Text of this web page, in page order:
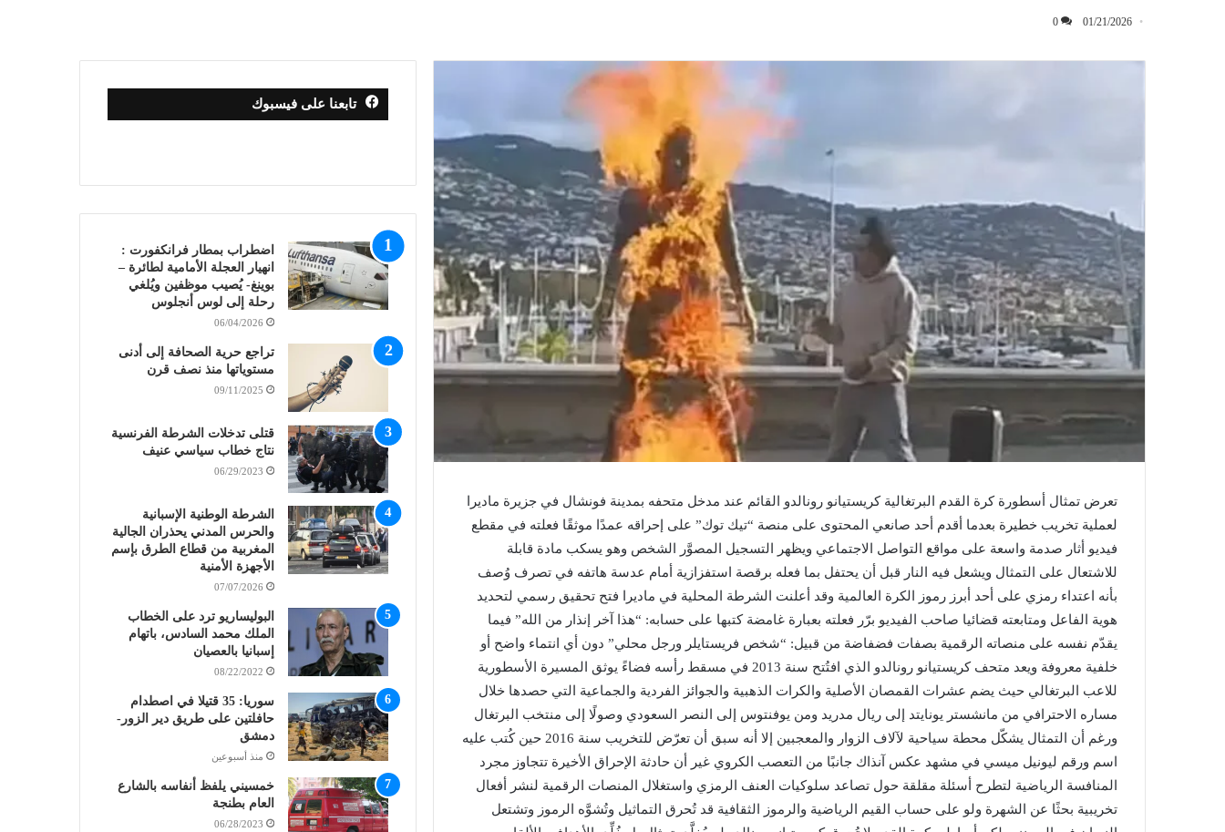
01/21/2026
0
تعرض تمثال أسطورة كرة القدم البرتغالية كريستيانو رونالدو القائم عند مدخل متحفه بمدينة فونشال في جزيرة ماديرا
لعملية تخريب خطيرة بعدما أقدم أحد صانعي المحتوى على منصة “تيك توك” على إحراقه عمدًا موثقًا فعلته في مقطع
فيديو أثار صدمة واسعة على مواقع التواصل الاجتماعي ويظهر التسجيل المصوَّر الشخص وهو يسكب مادة قابلة
للاشتعال على التمثال ويشعل فيه النار قبل أن يحتفل بما فعله برقصة استفزازية أمام عدسة هاتفه في تصرف وُصف
بأنه اعتداء رمزي على أحد أبرز رموز الكرة العالمية وقد أعلنت الشرطة المحلية في ماديرا فتح تحقيق رسمي لتحديد
هوية الفاعل ومتابعته قضائيا صاحب الفيديو برّر فعلته بعبارة غامضة كتبها على حسابه: “هذا آخر إنذار من الله” فيما
يقدّم نفسه على منصاته الرقمية بصفات فضفاضة من قبيل: “شخص فريستايلر ورجل محلي” دون أي انتماء واضح أو
خلفية معروفة ويعد متحف كريستيانو رونالدو الذي افتُتح سنة 2013 في مسقط رأسه فضاءً يوثق المسيرة الأسطورية
للاعب البرتغالي حيث يضم عشرات القمصان الأصلية والكرات الذهبية والجوائز الفردية والجماعية التي حصدها خلال
مساره الاحترافي من مانشستر يونايتد إلى ريال مدريد ومن يوفنتوس إلى النصر السعودي وصولًا إلى منتخب البرتغال
ورغم أن التمثال يشكّل محطة سياحية لآلاف الزوار والمعجبين إلا أنه سبق أن تعرّض للتخريب سنة 2016 حين كُتب عليه
اسم ورقم ليونيل ميسي في مشهد عكس آنذاك جانبًا من التعصب الكروي غير أن حادثة الإحراق الأخيرة تتجاوز مجرد
المنافسة الرياضية لتطرح أسئلة مقلقة حول تصاعد سلوكيات العنف الرمزي واستغلال المنصات الرقمية لنشر أفعال
تخريبية بحثًا عن الشهرة ولو على حساب القيم الرياضية والرموز الثقافية قد تُحرق التماثيل وتُشوَّه الرموز وتشتعل
تابعنا على فيسبوك
اضطراب بمطار فرانكفورت :
انهيار العجلة الأمامية لطائرة –
بوينغ- يُصيب موظفين ويُلغي
رحلة إلى لوس أنجلوس
06/04/2026
تراجع حرية الصحافة إلى أدنى
مستوياتها منذ نصف قرن
09/11/2025
قتلى تدخلات الشرطة الفرنسية
نتاج خطاب سياسي عنيف
06/29/2023
الشرطة الوطنية الإسبانية
والحرس المدني يحذران الجالية
المغربية من قطاع الطرق بإسم
الأجهزة الأمنية
07/07/2026
البوليساريو ترد على الخطاب
الملك محمد السادس، باتهام
إسبانيا بالعصيان
08/22/2022
سوريا: 35 قتيلا في اصطدام
حافلتين على طريق دير الزور-
دمشق
منذ أسبوعين
خمسيني يلفظ أنفاسه بالشارع
العام بطنجة
06/28/2023